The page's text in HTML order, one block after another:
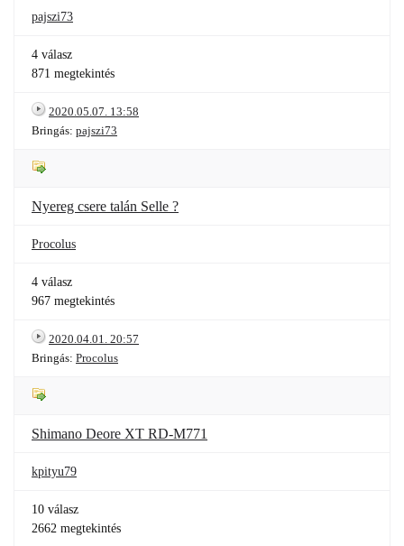
pajszi73
4 válasz
871 megtekintés
2020.05.07. 13:58
Bringás: pajszi73
Nyereg csere talán Selle ?
Procolus
4 válasz
967 megtekintés
2020.04.01. 20:57
Bringás: Procolus
Shimano Deore XT RD-M771
kpityu79
10 válasz
2662 megtekintés